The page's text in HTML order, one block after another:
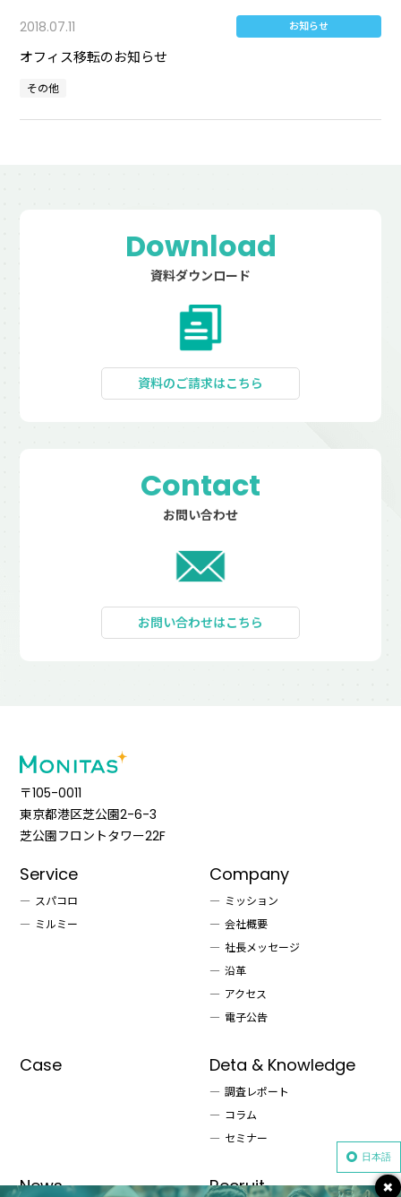
2018.07.11 お知らせ
オフィス移転のお知らせ
その他
Download
資料ダウンロード
資料のご請求はこちら
Contact
お問い合わせ
お問い合わせはこちら
〒105-0011
東京都港区芝公園2-6-3
芝公園フロントタワー22F
Service
スパコロ
ミルミー
Company
ミッション
会社概要
社長メッセージ
沿革
アクセス
電子公告
Case Deta & Knowledge
調査レポート
コラム
セミナー
News Recruit ×
日本語